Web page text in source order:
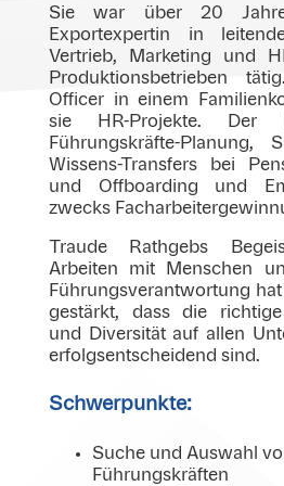
Sie war über 20
Exportexpertin in
Vertrieb, Marketing und
Produktionsbetrieben
Officer in einem
sie HR-Projekte.
Führungskräfte-Planung,
Wissens-Transfers bei
und Offboarding und
zwecks
Traude Rathgebs
Arbeiten mit Menschen
Führungsverantwortung
gestärkt, dass die richtige
und Diversität auf allen
erfolgsentscheidend sind.
Schwerpunkte:
Suche und Auswahl
Führungskräften